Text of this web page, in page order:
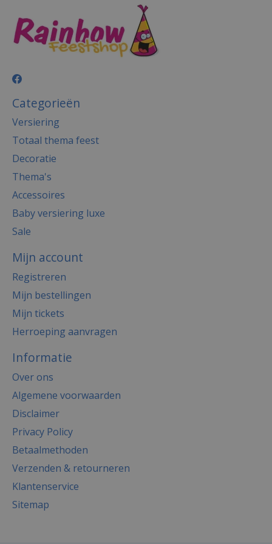
Categorieën
Versiering
Totaal thema feest
Decoratie
Thema's
Accessoires
Baby versiering luxe
Sale
Mijn account
Registreren
Mijn bestellingen
Mijn tickets
Herroeping aanvragen
Informatie
Over ons
Algemene voorwaarden
Disclaimer
Privacy Policy
Betaalmethoden
Verzenden & retourneren
Klantenservice
Sitemap